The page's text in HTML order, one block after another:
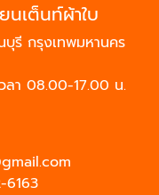
นเต็นท์ผ้าใบ
รี กรุงเทพมหานคร
ลา 08.00-17.00 น.
6163